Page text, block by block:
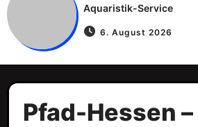
Aquaristik-Service
6. August 2026
Pfad-Hessen